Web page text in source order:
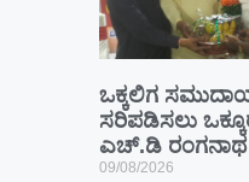
ಒಕ್ಕಲಿಗ
ಸರಿಪಡಿಸಲು
ಎಚ್.ಡಿ ರಂಗನಾಥ
09/08/2026